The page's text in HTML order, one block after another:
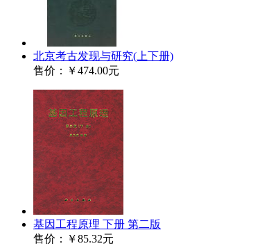
北京考古发现与研究(上下册)
售价：
￥474.00元
基因工程原理 下册 第二版
售价：
￥85.32元